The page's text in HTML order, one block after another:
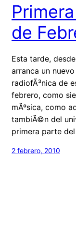
de
Esta tarde,
arranca un
radiofÃ³nica de
febrero, como
mÃºsica, como
tambiÃ©n del
primera parte
2 febrero, 2010